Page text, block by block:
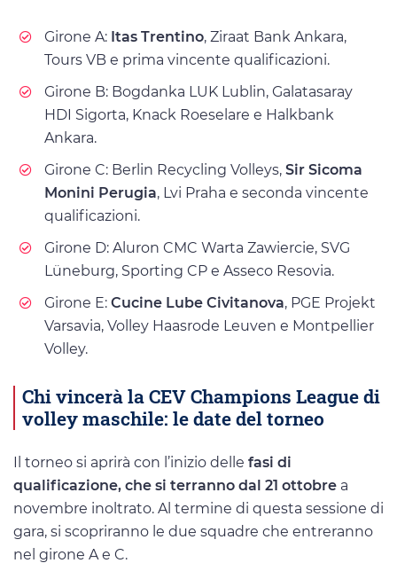
Girone A: Itas Trentino, Ziraat Bank Ankara,
Tours VB e prima vincente qualificazioni.
Girone B: Bogdanka LUK Lublin, Galatasaray
HDI Sigorta, Knack Roeselare e Halkbank
Ankara.
Girone C: Berlin Recycling Volleys, Sir Sicoma
Monini Perugia, Lvi Praha e seconda vincente
qualificazioni.
Girone D: Aluron CMC Warta Zawiercie, SVG
Lüneburg, Sporting CP e Asseco Resovia.
Girone E: Cucine Lube Civitanova, PGE Projekt
Varsavia, Volley Haasrode Leuven e Montpellier
Volley.
Chi vincerà la CEV Champions League di
volley maschile: le date del torneo
Il torneo si aprirà con l’inizio delle fasi di
qualificazione, che si terranno dal 21 ottobre a
novembre inoltrato. Al termine di questa sessione di
gara, si scopriranno le due squadre che entreranno
nel girone A e C.